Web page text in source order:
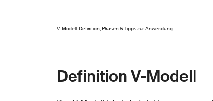
V-Modell: Definition, Phasen & Tipps zur Anwendung
Definition V-Modell